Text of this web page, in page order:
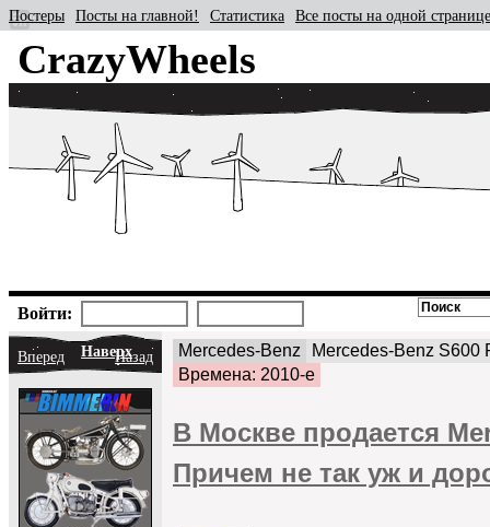
CrazyWheels
Постеры Посты на главной! Статистика Все посты на одной странице
Войти:
Вперед НаверхНазад Mercedes-Benz
Mercedes-Benz S600
Времена: 2010-е
В Москве продается
Причем не так уж и